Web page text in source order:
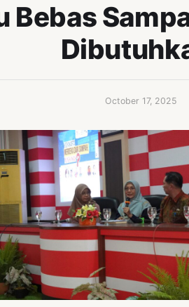
Bebas
October 17, 2025